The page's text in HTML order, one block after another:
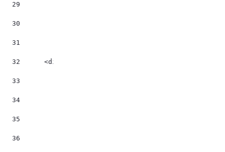
29
30
31
32
	<div class="projet">
33
34
35
36